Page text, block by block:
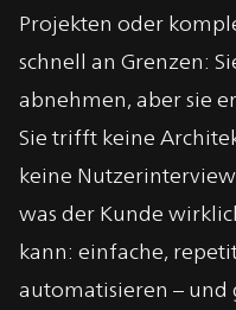
Projekten oder
schnell an Grenzen:
abnehmen, aber sie
Sie trifft keine
keine
was der Kunde
kann: einfache,
automatisieren –